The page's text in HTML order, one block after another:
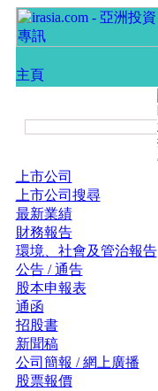
上市公司
上市公司搜尋
最新業績
財務報告
環境、社會及管治報告
公告 / 通告
股本申報表
通函
招股書
新聞稿
公司簡報 / 網上廣播
股票報價